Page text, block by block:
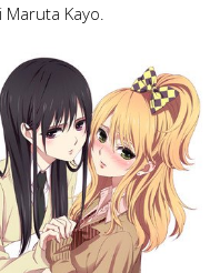
Kayo.